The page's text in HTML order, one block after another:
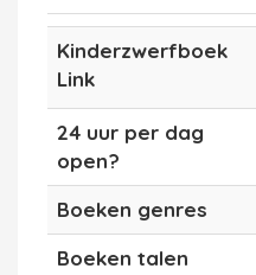
Kinderzwerfboek
Link
24 uur per dag
open?
Boeken genres
Boeken talen